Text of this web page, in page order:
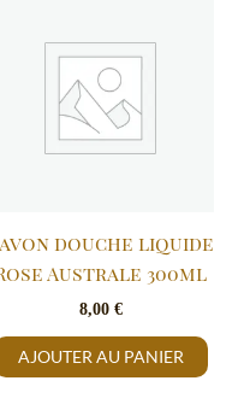
douche liquide
Australe 300ml
8,00 €
AJOUTER AU PANIER